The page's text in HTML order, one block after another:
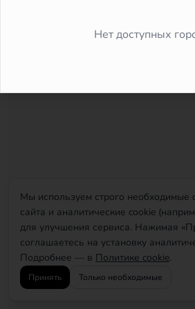
Мы используем строго необходимые
сайта и аналитические cookie
для улучшения сервиса. Нажимая
соглашаетесь на установку
Подробнее — в Политике cookie.
Принять Только необходимые
Нет доступных